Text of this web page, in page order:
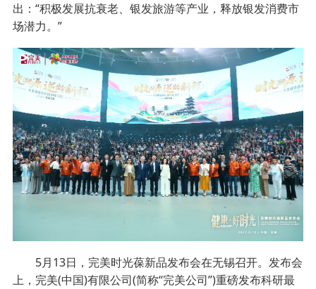
出：“积极发展抗衰老、银发旅游等产业，释放银发消费市
场潜力。”
5月13日，完美时光葆新品发布会在无锡召开。发布会
上，完美(中国)有限公司(简称“完美公司”)重磅发布科研最